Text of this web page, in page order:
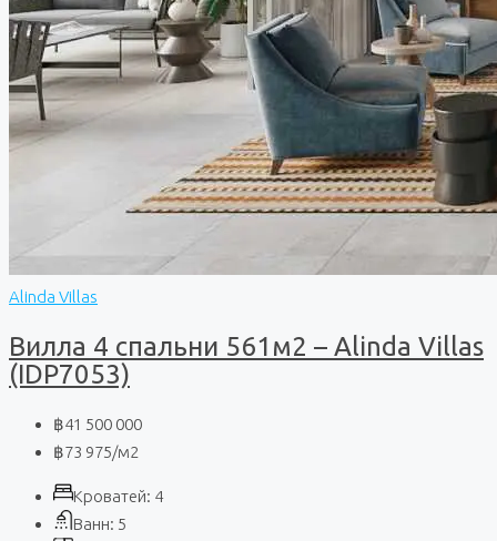
Alinda Villas
Вилла 4 спальни 561м2 – Alinda Villas
(IDP7053)
฿41 500 000
฿73 975/м2
Кроватей: 4
Ванн: 5